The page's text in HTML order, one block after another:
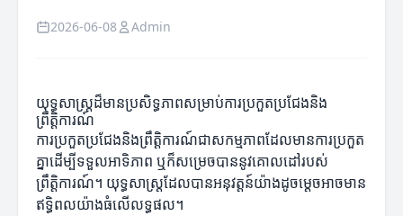
2026-06-08 Admin
យុទ្ធសាស្ត្រដ៏មានប្រសិទ្ធភាពសម្រាប់ការប្រកួតប្រជែងនិង
ព្រឹត្តិការណ៍
ការប្រកួតប្រជែងនិងព្រឹត្តិការណ៍ជាសកម្មភាពដែលមានការប្រកួត
គ្នាដើម្បីទទួលអាទិភាព ឬក៏សម្រេចបាននូវគោលដៅរបស់
ព្រឹត្តិការណ៍។ យុទ្ធសាស្ត្រដែលបានអនុវត្តន៍យ៉ាងដូចម្តេចអាចមាន
ឥទ្ធិពលយ៉ាងធំលើលទ្ធផល។